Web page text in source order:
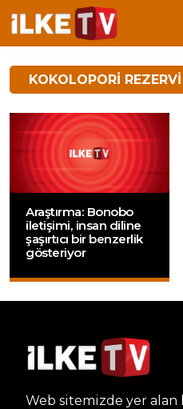
KOKOLOPORI REZERVI
Araştırma: Bonobo
iletişimi, insan diline
şaşırtıcı bir benzerlik
gösteriyor
Web sitemizde yer